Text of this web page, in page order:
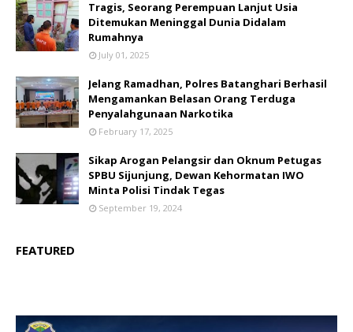
Tragis, Seorang Perempuan Lanjut Usia
Ditemukan Meninggal Dunia Didalam
Rumahnya
July 01, 2025
Jelang Ramadhan, Polres Batanghari Berhasil
Mengamankan Belasan Orang Terduga
Penyalahgunaan Narkotika
February 17, 2025
Sikap Arogan Pelangsir dan Oknum Petugas
SPBU Sijunjung, Dewan Kehormatan IWO
Minta Polisi Tindak Tegas
September 19, 2024
FEATURED